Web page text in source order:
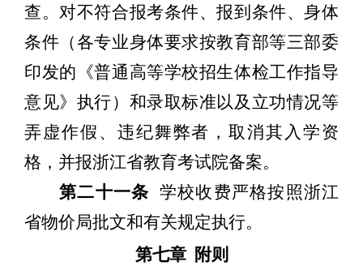
查。对不符合报考条件、报到条件、身体
条件（各专业身体要求按教育部等三部委
印发的《普通高等学校招生体检工作指导
意见》执行）和录取标准以及立功情况等
弄虚作假、违纪舞弊者，取消其入学资
格，并报浙江省教育考试院备案。
第二十一条 学校收费严格按照浙江
省物价局批文和有关规定执行。
第七章 附则